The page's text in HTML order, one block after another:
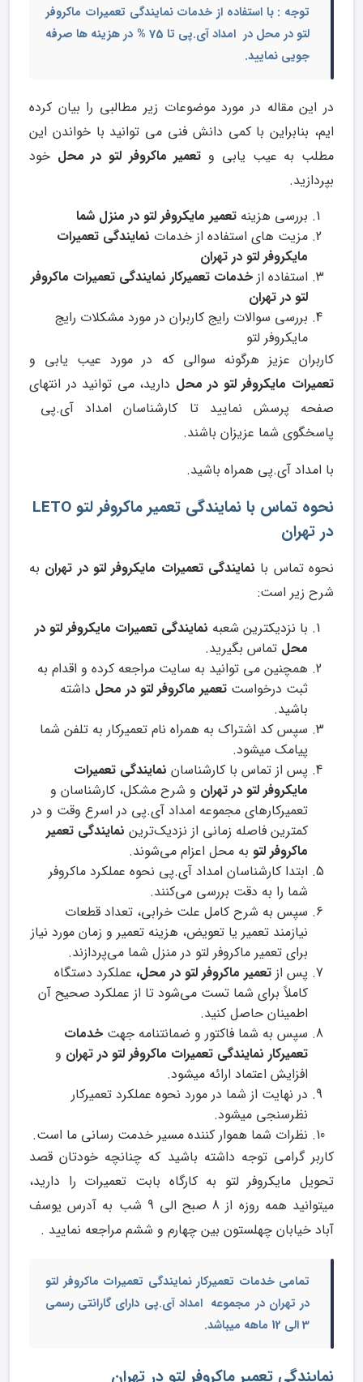
توجه : با استفاده از خدماتنمایندگی تعمیرات ماکروفر
لتو در محل
در امداد آی.پی تا 75 % در هزینه ها صرفه
جویی نمایید.
در این مقاله در مورد موضوعات زیر مطالبی را بیان کرده
ایم، بنابراین با کمی دانش فنی می توانید با خواندن این
مطلب به عیب یابی و تعمیر ماکروفر لتو در محل خود
بپردازید.
بررسی هزینه تعمیر مایکروفر لتو در منزل شما
مزیت های استفاده از خدمات نمایندگی تعمیرات
مایکروفر لتو در تهران
استفاده از خدمات تعمیرکار نمایندگی تعمیرات ماکروفر
لتو در تهران
بررسی سوالات رایج کاربران در مورد مشکلات رایج
مایکروفر لتو
کاربران عزیز هرگونه سوالی که در مورد عیب یابی و
تعمیرات مایکروفر لتو در محل دارید، می توانید در انتهای
صفحه پرسش نمایید تا کارشناسان امداد آی.پی
پاسخگوی شما عزیزان باشند.
با امداد آی.پی همراه باشید.
نحوه تماس با نمایندگی تعمیر ماکروفر لتو LETO
در تهران
نحوه تماس با نمایندگی تعمیرات مایکروفر لتو در تهران به
شرح زیر است:
با نزدیکترین شعبه نمایندگی تعمیرات مایکروفر لتو در
محل تماس بگیرید.
همچنین می توانید به سایت مراجعه کرده و اقدام به
ثبت درخواست تعمیر ماکروفر لتو در محل داشته
باشید.
سپس کد اشتراک به همراه نام تعمیرکار به تلفن شما
پیامک میشود.
پس از تماس با کارشناسان نمایندگی تعمیرات
مایکروفر لتو در تهران و شرح مشکل، کارشناسان و
تعمیرکارهای مجموعه امداد آی.پی در اسرع وقت و در
کمترین فاصله زمانی از نزدیک‌ترین نمایندگی تعمیر
ماکروفر لتو به محل اعزام می‌شوند.
ابتدا کارشناسان امداد آی.پی نحوه عملکرد ماکروفر
شما را به دقت بررسی می‌کنند.
سپس به شرح کامل علت خرابی، تعداد قطعات
نیازمند تعمیر یا تعویض، هزینه تعمیر و زمان مورد نیاز
برای تعمیر ماکروفر لتو در منزل شما می‌پردازند.
پس از تعمیر ماکروفر لتو در محل، عملکرد دستگاه
کاملاً برای شما تست می‌شود تا از عملکرد صحیح آن
اطمینان حاصل کنید.
سپس به شما فاکتور و ضمانتنامه جهت خدمات
تعمیرکار نمایندگی تعمیرات ماکروفر لتو در تهران و
افزایش اعتماد ارائه میشود.
در نهایت از شما در مورد نحوه عملکرد تعمیرکار
نظرسنجی میشود.
نظرات شما هموار کننده مسیر خدمت رسانی ما است.
کاربر گرامی توجه داشته باشید که چنانچه خودتان قصد
تحویل مایکروفر لتو به کارگاه بابت تعمیرات را دارید،
میتوانید همه روزه از 8 صبح الی 9 شب به آدرس یوسف
آباد خیابان چهلستون بین چهارم و ششم مراجعه نمایید .
تمامیخدمات تعمیرکار نمایندگی تعمیرات ماکروفر لتو
در تهران در مجموعه امداد آی.پی دارای گارانتی رسمی
3 الی 12 ماهه میباشد.